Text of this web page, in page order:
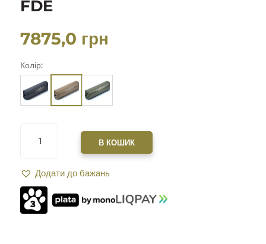
FDE
7875,0 грн
Колір:
ZEROSOUND
BRAKE
9
ММ
РІЗЬБА
В КОШИК
Додати до бажань